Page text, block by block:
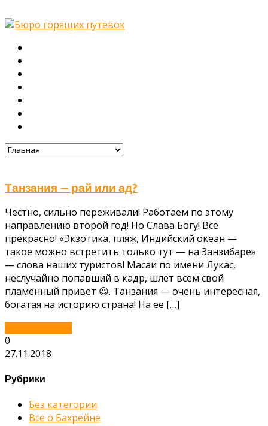
Танзания — рай или ад?
Честно, сильно переживали! Работаем по этому
направлению второй год! Но Слава Богу! Все
прекрасно! «Экзотика, пляж, Индийский океан —
такое можно встретить только тут — на Занзибаре»
— слова наших туристов! Масаи по имени Лукас,
неслучайно попавший в кадр, шлет всем свой
пламенный привет 😉. Танзания — очень интересная,
богатая на историю страна! На ее […]
0
27.11.2018
Рубрики
Без категории
Все о Бахрейне